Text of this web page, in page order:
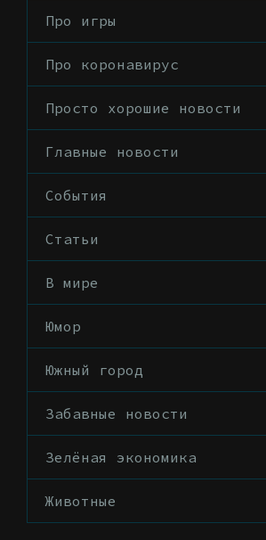
Про игры
Про коронавирус
Просто хорошие новости
Главные новости
События
Статьи
В мире
Юмор
Южный город
Забавные новости
Зелёная экономика
Животные